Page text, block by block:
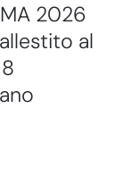
2026
al